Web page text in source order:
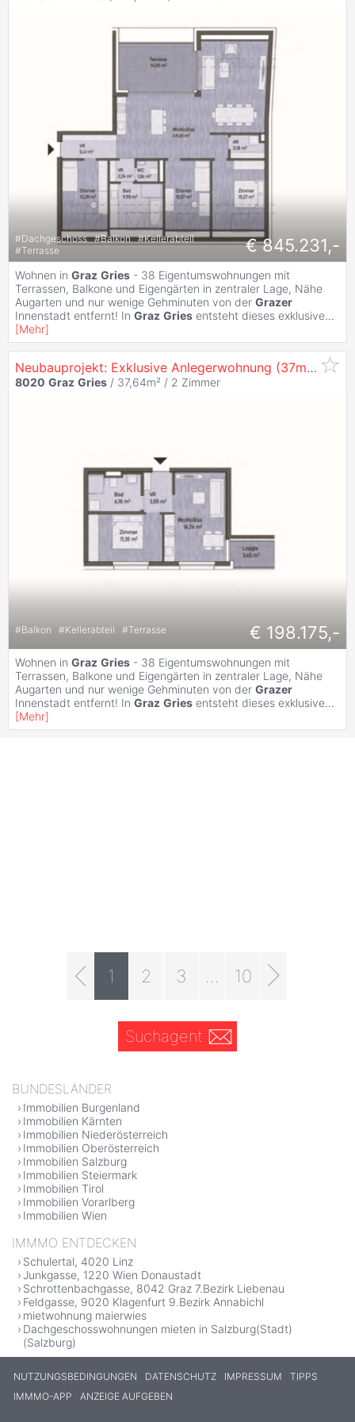
#Dachgeschoss #Balkon #Kellerabteil
#Terrasse € 845.231,-
Wohnen in Graz Gries - 38 Eigentumswohnungen mit
Terrassen, Balkone und Eigengärten in zentraler Lage, Nähe
Augarten und nur wenige Gehminuten von der Grazer
Innenstadt entfernt! In Graz Gries entsteht dieses exklusive...
[Mehr]
Neubauprojekt: Exklusive Anlegerwohnung (37m²) mit Loggia in
8020 Graz Gries / 37,64m² / 2 Zimmer
#Balkon #Kellerabteil #Terrasse € 198.175,-
Wohnen in Graz Gries - 38 Eigentumswohnungen mit
Terrassen, Balkone und Eigengärten in zentraler Lage, Nähe
Augarten und nur wenige Gehminuten von der Grazer
Innenstadt entfernt! In Graz Gries entsteht dieses exklusive...
[Mehr]
1 2 3 10
Suchagent
BUNDESLÄNDER
Immobilien Burgenland
Immobilien Kärnten
Immobilien Niederösterreich
Immobilien Oberösterreich
Immobilien Salzburg
Immobilien Steiermark
Immobilien Tirol
Immobilien Vorarlberg
Immobilien Wien
IMMMO ENTDECKEN
Schulertal, 4020 Linz
Junkgasse, 1220 Wien Donaustadt
Schrottenbachgasse, 8042 Graz 7.Bezirk Liebenau
Feldgasse, 9020 Klagenfurt 9.Bezirk Annabichl
mietwohnung maierwies
Dachgeschosswohnungen mieten in Salzburg(Stadt)
(Salzburg)
NUTZUNGSBEDINGUNGEN DATENSCHUTZ IMPRESSUM
TIPPS
IMMMO-APP
ANZEIGE AUFGEBEN